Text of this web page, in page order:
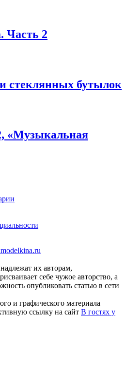
Часть 2
стеклянных бутылок
«Музыкальная
их авторам,
себе чужое авторство, а
опубликовать статью в сети
и графического материала
ссылку на сайт В гостях у